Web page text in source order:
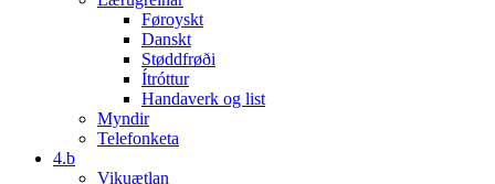
Føroyskt
Danskt
Støddfrøði
Ítróttur
Handaverk og list
Myndir
Telefonketa
4.b
Vikuætlan